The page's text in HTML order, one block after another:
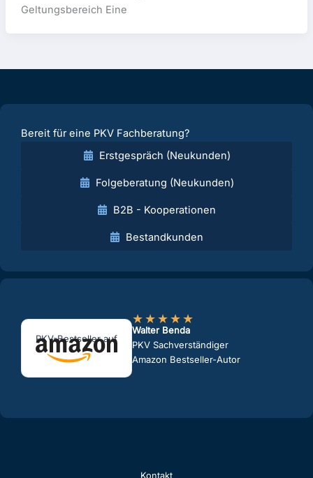
Geltungsbereich Eine
Bereit für eine PKV Fachberatung?
Erstgespräch (Neukunden)
Folgeberatung (Neukunden)
B2B - Kooperationen
Bestandkunden
PKV-Bestseller auf
★★★★★
Walter Benda
PKV Sachverständiger
Amazon Bestseller-Autor
Kontakt